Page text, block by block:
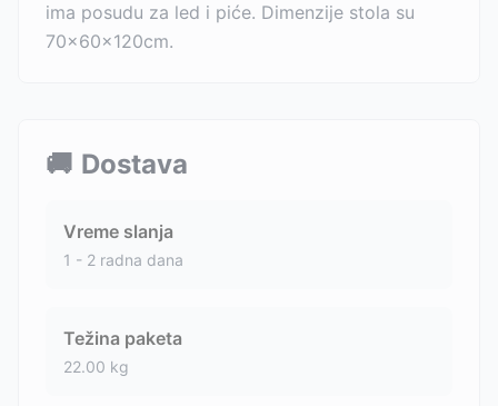
ima posudu za led i piće. Dimenzije stola su
70x60x120cm.
🚚 Dostava
Vreme slanja
1 - 2 radna dana
Težina paketa
22.00 kg